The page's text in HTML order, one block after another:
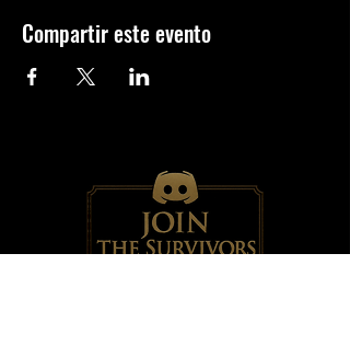
Compartir este evento